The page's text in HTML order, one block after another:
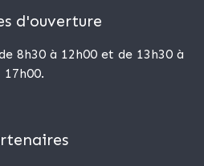
d'ouverture
8h30 à 12h00 et de 13h30 à
17h00.